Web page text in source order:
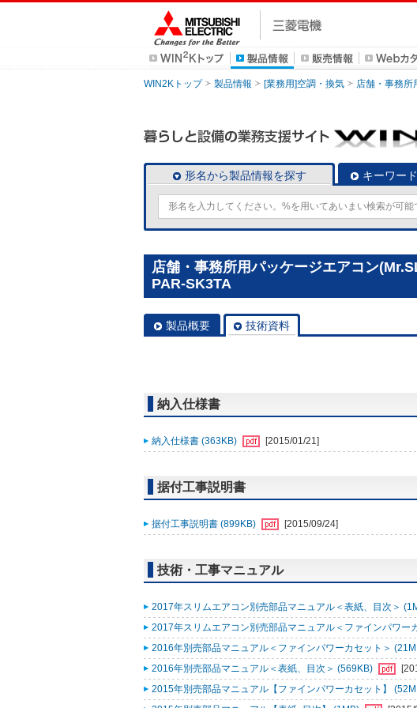
WIN2Kトップ 製品情報 [業務用]空調・換気 店舗・事務所
形名から製品情報を探す キーワー
店舗・事務所用パッケージエアコン
PAR-SK3TA
製品概要 技術資料
納入仕様書
納入仕様書 (363KB) [2015/01/21]
据付工事説明書
据付工事説明書 (899KB) [2015/09/24]
技術・工事マニュアル
2017年スリムエアコン別売部品マニュアル＜表紙、目次＞
2017年スリムエアコン別売部品マニュアル＜ファインパワー
2016年別売部品マニュアル＜ファインパワーカセット＞
2016年別売部品マニュアル＜表紙、目次＞ (569KB)
2015年別売部品マニュアル【ファインパワーカセット】